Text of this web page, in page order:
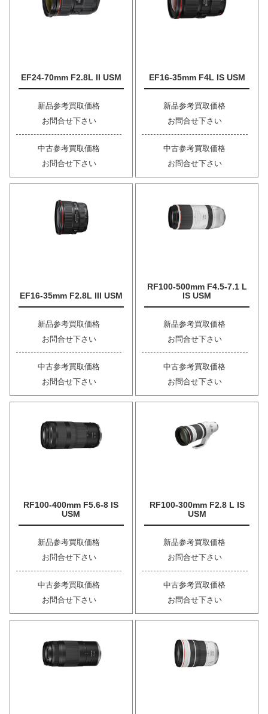
EF24-70mm F2.8L II USM
新品参考買取価格
お問合せ下さい
中古参考買取価格
お問合せ下さい
EF16-35mm F4L IS USM
新品参考買取価格
お問合せ下さい
中古参考買取価格
お問合せ下さい
EF16-35mm F2.8L III USM
新品参考買取価格
お問合せ下さい
中古参考買取価格
お問合せ下さい
RF100-500mm F4.5-7.1 L
IS USM
新品参考買取価格
お問合せ下さい
中古参考買取価格
お問合せ下さい
RF100-400mm F5.6-8 IS
USM
新品参考買取価格
お問合せ下さい
中古参考買取価格
お問合せ下さい
RF100-300mm F2.8 L IS
USM
新品参考買取価格
お問合せ下さい
中古参考買取価格
お問合せ下さい